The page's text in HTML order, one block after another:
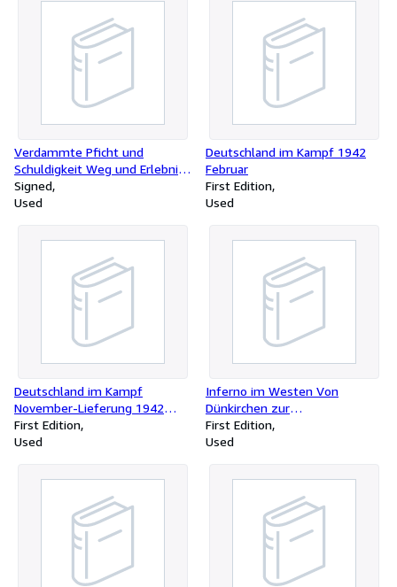
Verdammte Pficht und
Schuldigkeit Weg und Erlebnis
1914 - 1933
Signed
Used
Deutschland im Kampf 1942
Februar
First Edition
Used
Deutschland im Kampf
November-Lieferung 1942
Nr.77/78 der Gesamtlieferung
First Edition
Used
Inferno im Westen Von
Dünkirchen zur
Ardennenschlacht
First Edition
Used